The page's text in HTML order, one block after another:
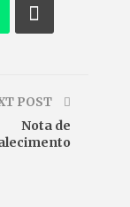
POST
Nota de